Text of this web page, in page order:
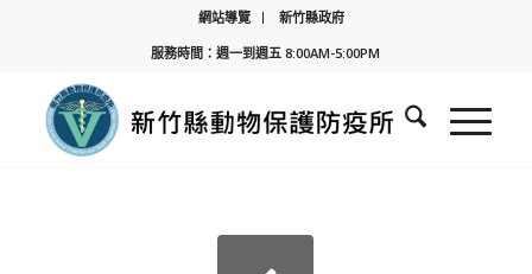
網站導覽
新竹縣政府
服務時間：週一到週五 8:00AM-5:00PM